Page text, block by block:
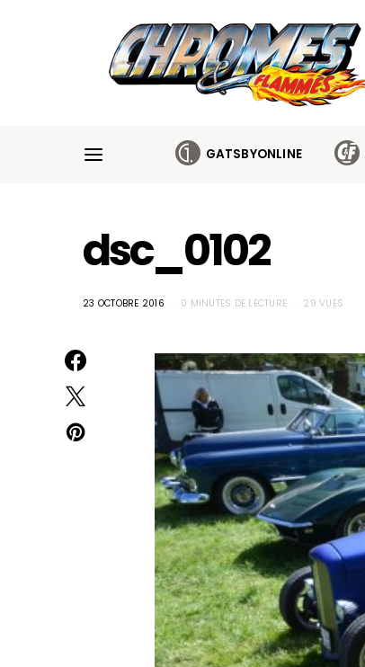
GATSBYONLINE
dsc_0102
23 OCTOBRE 2016 0 MINUTES DE LECTURE 29 VUES